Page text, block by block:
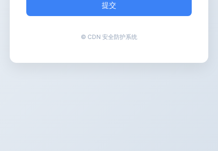
提交
© CDN 安全防护系统